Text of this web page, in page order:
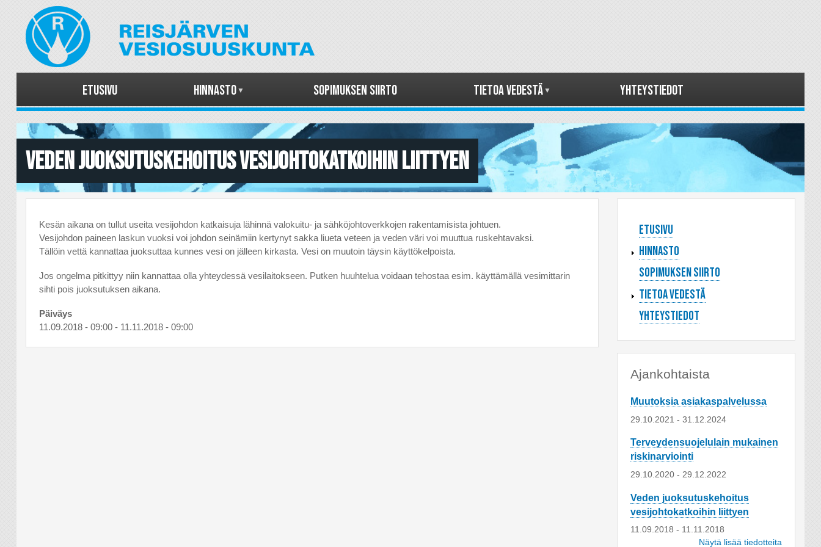
Etusivu Hinnasto Sopimuksen siirto Tietoa vedestä Yhteystiedot
Veden juoksutuskehoitus vesijohtokatkoihin liittyen
Kesän aikana on tullut useita vesijohdon katkaisuja lähinnä valokuitu- ja sähköjohtoverkkojen rakentamisista johtuen.
Vesijohdon paineen laskun vuoksi voi johdon seinämiin kertynyt sakka liueta veteen ja veden väri voi muuttua ruskehtavaksi.
Tällöin vettä kannattaa juoksuttaa kunnes vesi on jälleen kirkasta. Vesi on muutoin täysin käyttökelpoista.
Jos ongelma pitkittyy niin kannattaa olla yhteydessä vesilaitokseen. Putken huuhtelua voidaan tehostaa esim. käyttämällä vesimittarin
sihti pois juoksutuksen aikana.
Päiväys
11.09.2018 - 09:00 - 11.11.2018 - 09:00
Etusivu
Hinnasto
Sopimuksen siirto
Tietoa vedestä
Yhteystiedot
Ajankohtaista
Muutoksia asiakaspalvelussa
29.10.2021 - 31.12.2024
Terveydensuojelulain mukainen
riskinarviointi
29.10.2020- 29.12.2022
Veden juoksutuskehoitus
vesijohtokatkoihin liittyen
11.09.2018 - 11.11.2018
Näytä lisää tiedotteita